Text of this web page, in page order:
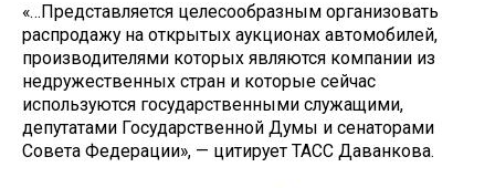
«…Представляется целесообразным организовать
распродажу на открытых аукционах автомобилей,
производителями которых являются компании из
недружественных стран и которые сейчас
используются государственными служащими,
депутатами Государственной Думы и сенаторами
Совета Федерации», — цитирует ТАСС Даванкова.